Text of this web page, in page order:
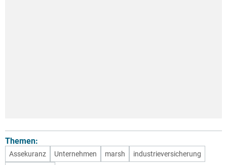
Themen:
Assekuranz Unternehmen marsh
industrieversicherung